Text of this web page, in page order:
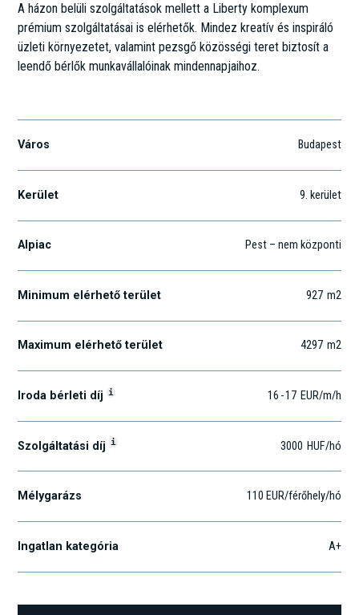
A házon belüli szolgáltatások mellett a Liberty komplexum
prémium szolgáltatásai is elérhetők. Mindez kreatív és inspiráló
üzleti környezetet, valamint pezsgő közösségi teret biztosít a
leendő bérlők munkavállalóinak mindennapjaihoz.
Város Budapest
Kerület 9. kerület
Alpiac Pest – nem központi
Minimum elérhető terület 927 m2
Maximum elérhető terület 4297 m2
Iroda bérleti díj i 16 -17 EUR/m/h
Szolgáltatási díj i 3000 HUF/hó
Mélygarázs 110 EUR/férőhely/hó
Ingatlan kategória A+